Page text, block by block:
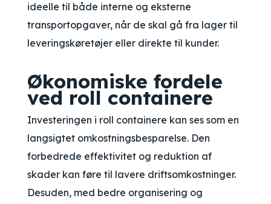
ideelle til både interne og eksterne
transportopgaver, når de skal gå fra lager til
leveringskøretøjer eller direkte til kunder.
Økonomiske fordele
ved roll containere
Investeringen i roll containere kan ses som en
langsigtet omkostningsbesparelse. Den
forbedrede effektivitet og reduktion af
skader kan føre til lavere driftsomkostninger.
Desuden, med bedre organisering og